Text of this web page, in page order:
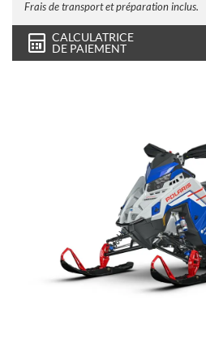
Frais de transport et préparation inclus.
CALCULATRICE
DE PAIEMENT